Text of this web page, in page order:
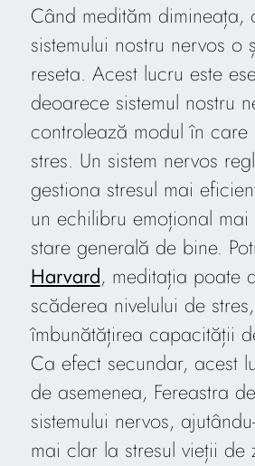
Când medităm dimineața,
sistemului nostru nervos o
reseta. Acest lucru este
deoarece sistemul nostru
controlează modul în
stres. Un sistem nervos
gestiona stresul mai
un echilibru emoțional
stare generală de bine.
Harvard, meditația poate
scăderea nivelului de
îmbunătățirea capacității
Ca efect secundar, acest
de asemenea, Fereastra
sistemului nervos,
mai clar la stresul vieții de